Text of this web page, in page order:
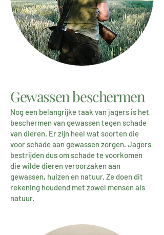
Gewassen beschermen
Nog een belangrijke taak van jagers is het
beschermen van gewassen tegen schade
van dieren. Er zijn heel wat soorten die
voor schade aan gewassen zorgen. Jagers
bestrijden dus om schade te voorkomen
die wilde dieren veroorzaken aan
gewassen, huizen en natuur. Ze doen dit
rekening houdend met zowel mensen als
natuur.